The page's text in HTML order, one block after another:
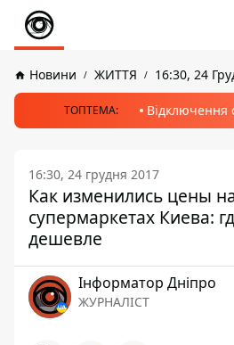
Новини ЖИТТЯ 16:30, 24
ТОПТЕМА: Відключення
16:30, 24 грудня 2017
Как изменились цены
супермаркетах Киева:
дешевле
Інформатор Дніпро
ЖУРНАЛІСТ